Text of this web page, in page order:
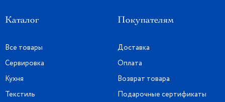
Каталог
Все товары
Сервировка
Кухня
Текстиль
Покупателям
Доставка
Оплата
Возврат товара
Подарочные сертификаты